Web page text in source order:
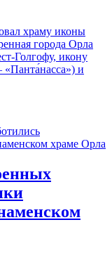
храму иконы
города Орла
Голгофу, икону
и